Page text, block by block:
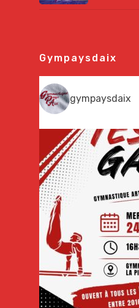
Gympaysdaix
gympaysdaix